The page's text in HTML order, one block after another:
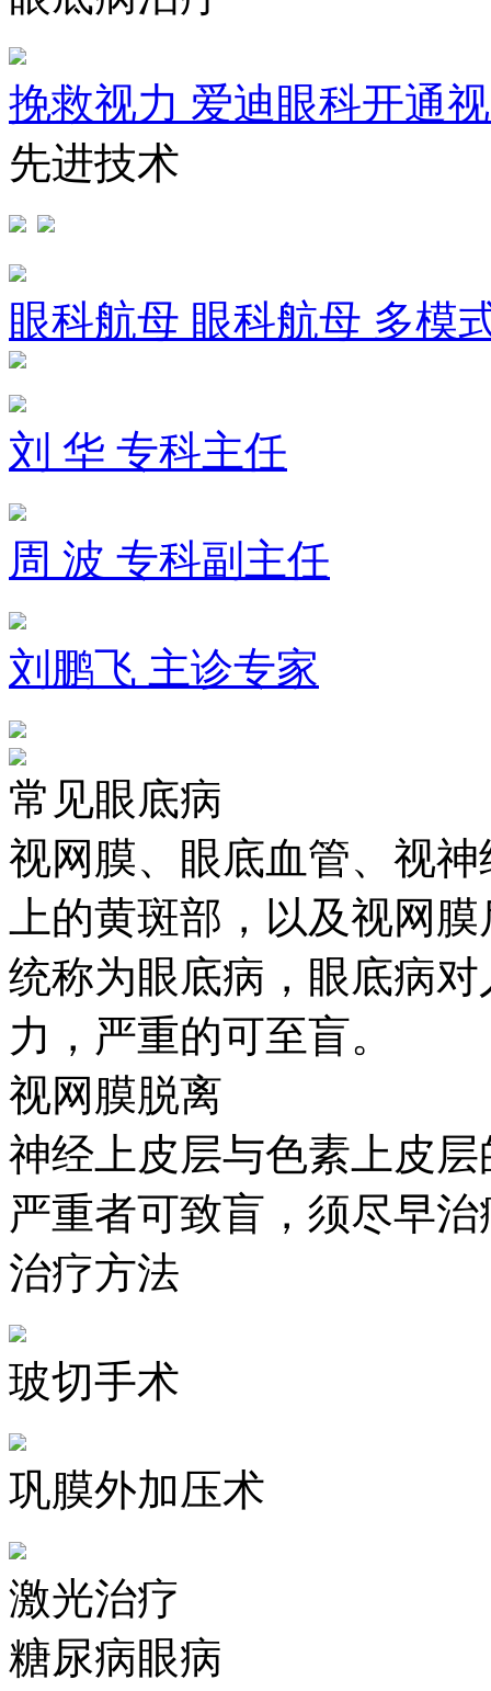
挽救视力 爱迪眼科开通
先进技术
眼科航母 眼科航母 多模
刘 华 专科主任
周 波 专科副主任
刘鹏飞 主诊专家
常见眼底病
视网膜、眼底血管、视
上的黄斑部，以及视网
统称为眼底病，眼底病
力，严重的可至盲。
视网膜脱离
神经上皮层与色素上皮层
严重者可致盲，须尽早治
治疗方法
玻切手术
巩膜外加压术
激光治疗
糖尿病眼病